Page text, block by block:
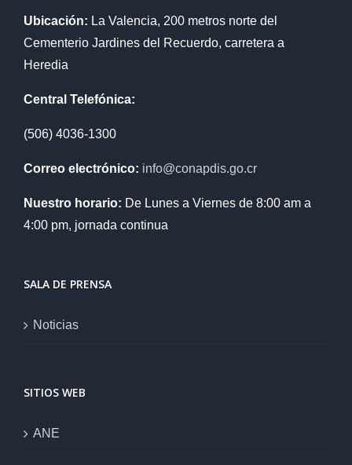
Ubicación: La Valencia, 200 metros norte del
Cementerio Jardines del Recuerdo, carretera a
Heredia
Central Telefónica:
(506) 4036-1300
Correo electrónico: info@conapdis.go.cr
Nuestro horario: De Lunes a Viernes de 8:00 am a
4:00 pm, jornada continua
SALA DE PRENSA
Noticias
SITIOS WEB
ANE